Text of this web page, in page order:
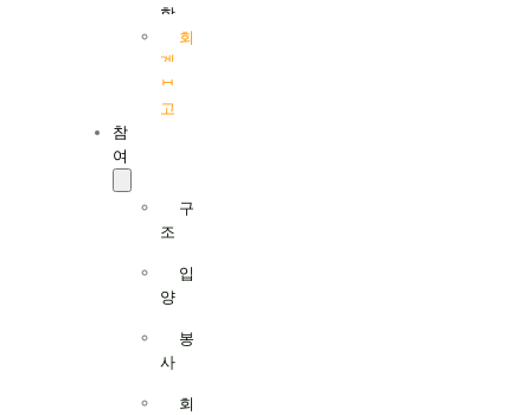
항
회
계
보
고
참
여
구
조
입
양
봉
사
회